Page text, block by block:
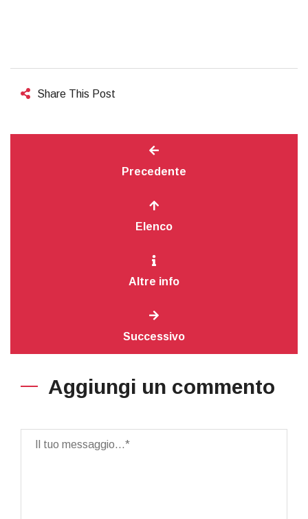
Share This Post
Precedente
Elenco
Altre info
Successivo
Aggiungi un commento